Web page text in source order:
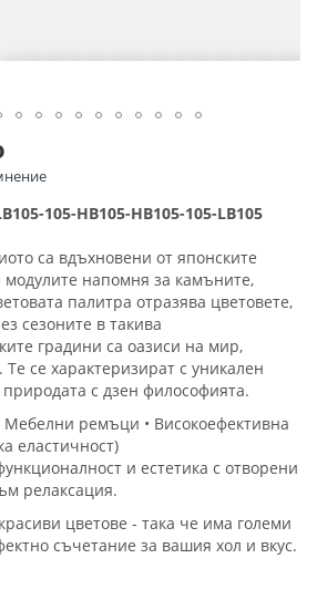
105-HB105-HB105-105-LB105
са вдъхновени от японските
напомня за камъните,
палитра отразява цветовете,
сезоните в такива
градини са оазиси на мир,
се характеризират с уникален
с дзен философията.
Мебелни ремъци • Високоефективна
еластичност)
и естетика с отворени
релаксация.
цветове - така че има големи
съчетание за вашия хол и вкус.